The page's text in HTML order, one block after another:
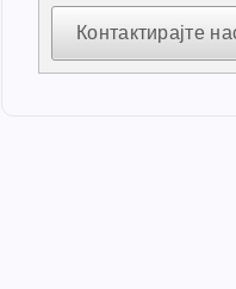
Контактирајте